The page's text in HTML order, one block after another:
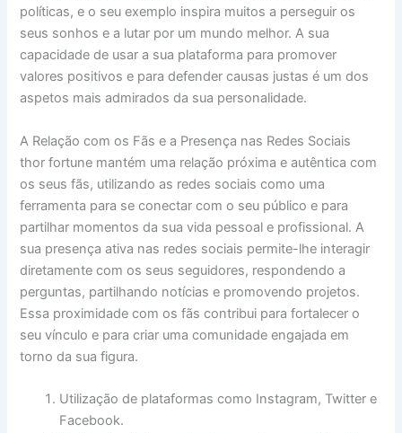
políticas, e o seu exemplo inspira muitos a perseguir os
seus sonhos e a lutar por um mundo melhor. A sua
capacidade de usar a sua plataforma para promover
valores positivos e para defender causas justas é um dos
aspetos mais admirados da sua personalidade.
A Relação com os Fãs e a Presença nas Redes Sociais
thor fortune mantém uma relação próxima e autêntica com
os seus fãs, utilizando as redes sociais como uma
ferramenta para se conectar com o seu público e para
partilhar momentos da sua vida pessoal e profissional. A
sua presença ativa nas redes sociais permite-lhe interagir
diretamente com os seus seguidores, respondendo a
perguntas, partilhando notícias e promovendo projetos.
Essa proximidade com os fãs contribui para fortalecer o
seu vínculo e para criar uma comunidade engajada em
torno da sua figura.
Utilização de plataformas como Instagram, Twitter e
Facebook.